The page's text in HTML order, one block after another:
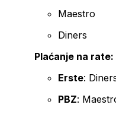
Maestro
Diners
Plaćanje na rate:
Erste:
PBZ: